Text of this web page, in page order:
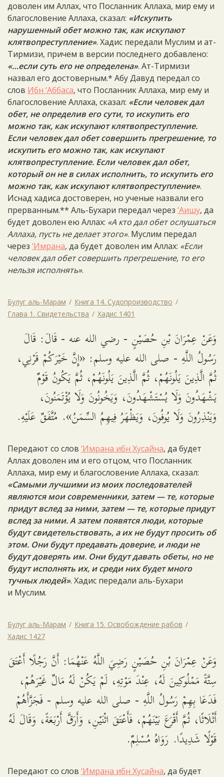
доволен им Аллах, что Посланник Аллаха, мир ему и
благословение Аллаха, сказал: «Искупить
нарушенный обет можно так, как искупают
клятвопреступление». Хадис передали Муслим и ат-
Тирмизи, причем в версии последнего добавлено:
«…если суть его не определена». Ат-Тирмизи
назвал его достоверным.* Абу Давуд передал со
слов Ибн ‘Аббаса, что Посланник Аллаха, мир ему и
благословение Аллаха, сказал: «Если человек дал
обет, не определив его сути, то искупить его
можно так, как искупают клятвопреступление.
Если человек дал обет совершить прегрешение, то
искупить его можно так, как искупают
клятвопреступление. Если человек дал обет,
который он не в силах исполнить, то искупить его
можно так, как искупают клятвопреступление».
Иснад хадиса достоверен, но ученые назвали его
прерванным.** Аль-Бухари передал через ‘Аишу, да
будет доволен ею Аллах: «А кто дал обет ослушаться
Аллаха, пусть не делает этого». Муслим передал
через ‘Имрана, да будет доволен им Аллах: «Если
человек дал обет совершить прегрешение, то его
нельзя исполнять».
Булуг аль-Марам
Книга 14. Судопроизводство
Глава 1. Свидетельства
Хадис 1401
وَعَنْ عِمْرَانَ بْنِ حُصَيْنٍ - رضي الله عنه - قَالَ: قَالَ
رَسُولُ اللَّهِ - صلى الله عليه وسلم: «إِنَّ خَيْرَكُمْ قَرْنِي،
ثُمَّ الَّذِينَ يَلُونَهُمْ، ثُمَّ الَّذِينَ يَلُونَهُمْ، ثُمَّ يَكُونُ قَوْمٌ
يَشْهَدُونَ وَلَا يُسْتَشْهَدُونَ، وَيَخُونُونَ وَلَا يُؤْتَمَنُونَ،
وَيَنْذِرُونَ وَلَا يُوفُونَ، وَيَظْهَرُ فِيهِمُ السِّمَنُ». مُتَّفَقٌ عَلَيْهِ.
Передают со слов ‘Имрана ибн Хусайна, да будет
Аллах доволен им и его отцом, что Посланник
Аллаха, мир ему и благословение Аллаха, сказал:
«Самыми лучшими из моих последователей
являются мои современники, затем — те, которые
придут вслед за ними, затем — те, которые придут
вслед за ними. А затем появятся люди, которые
будут свидетельствовать, а их не будут просить об
этом. Они будут предавать доверие, и люди не
будут доверять им. Они будут давать обеты, но не
будут исполнять их, и среди них будет много
тучных людей». Хадис передали аль-Бухари
и Муслим.
Булуг аль-Марам
Книга 15. Освобождение рабов
Хадис 1427
وَعَنْ عِمْرَانَ بْنِ حُصَيْنٍ رَضِيَ اللَّهُ عَنْهُمَا: أَنَّ رَجُلًا أَعْتَقَ
سِتَّةً مَمْلُوكِينَ لَهُ، عِنْدَ مَوْتِهِ، لَمْ يَكُنْ لَهُ مَالٌ غَيْرَهُمْ،
فَدَعَا بِهِمْ رَسُولُ اللَّهِ - صلى الله عليه وسلم - فَجَزَّأَهُمْ
أَثْلَاثًا، ثُمَّ أَقْرَعَ بَيْنَهُمْ، فَأَعْتَقَ اثْنَيْنِ، وَأَرَقَّ أَرْبَعَةً، وَقَالَ لَهُ
قَوْلًا شَدِيدًا. رَوَاهُ مُسْلِمٌ.
Передают со слов ‘Имрана ибн Хусайна, да будет